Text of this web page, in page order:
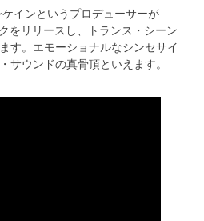
インというプロデューサーが
をリリースし、トランス・シーン
す。エモーショナルなシンセサイ
サウンドの真骨頂といえます。